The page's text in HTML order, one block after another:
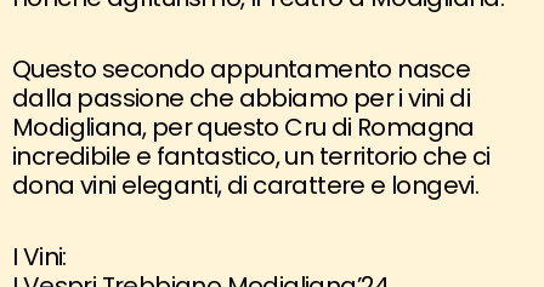
Questo secondo appuntamento nasce
dalla passione che abbiamo per i vini di
Modigliana, per questo Cru di Romagna
incredibile e fantastico, un territorio che ci
dona vini eleganti, di carattere e longevi.
I Vini: